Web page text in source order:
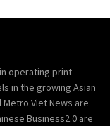
operating print
in the growing Asian
Viet News are
Business2.0 are